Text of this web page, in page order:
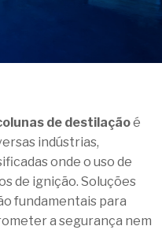
de destilaçãoé
indústrias,
onde o uso de
de ignição. Soluções
fundamentais para
a segurança nem